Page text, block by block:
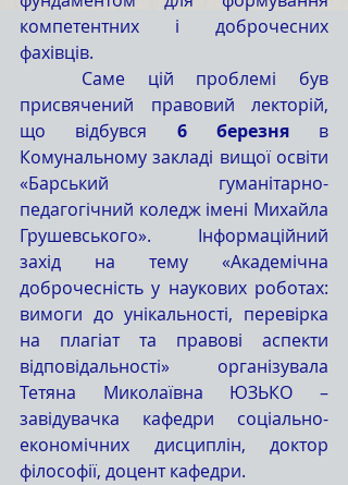
компетентних і доброчесних
фахівців.
присвячений правовий лекторій,
що відбувся 6 березня в
Комунальному закладі вищої освіти
«Барський гуманітарно-
педагогічний коледж імені Михайла
Грушевського». Інформаційний
захід на тему «Академічна
доброчесність у наукових роботах:
вимоги до унікальності, перевірка
на плагіат та правові аспекти
відповідальності» організувала
Тетяна Миколаївна ЮЗЬКО –
завідувачка кафедри соціально-
економічних дисциплін, доктор
філософії, доцент кафедри.